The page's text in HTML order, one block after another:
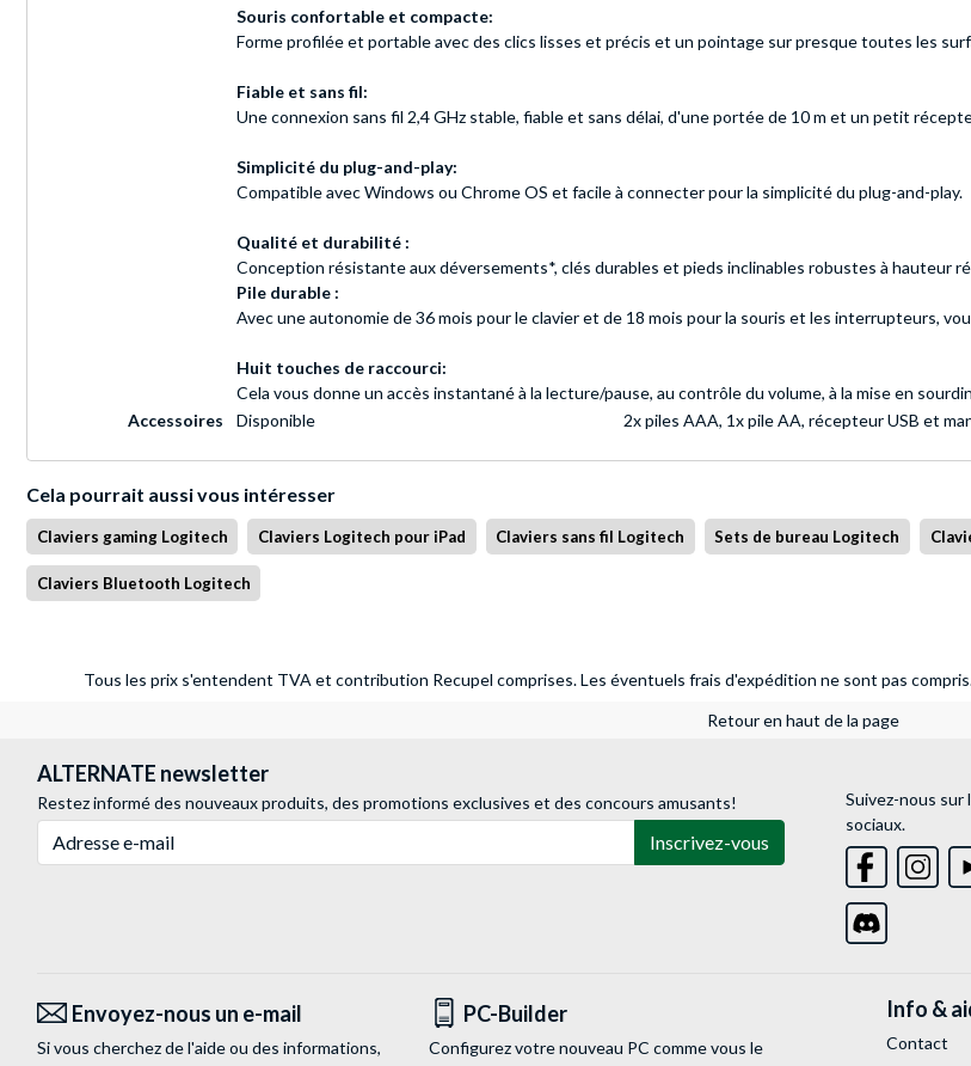
Souris confortable et compacte:
Forme profilée et portable avec des clics lisses et précis et un pointage sur presque toutes les
Fiable et sans fil:
Une connexion sans fil 2,4 GHz stable, fiable et sans délai, d'une portée de 10 m et un petit
Simplicité du plug-and-play:
Compatible avec Windows ou Chrome OS et facile à connecter pour la simplicité du plug-and-play.
Qualité et durabilité :
Conception résistante aux déversements*, clés durables et pieds inclinables robustes à hauteur
Pile durable :
Avec une autonomie de 36 mois pour le clavier et de 18 mois pour la souris et les interrupteurs,
Huit touches de raccourci:
Cela vous donne un accès instantané à la lecture/pause, au contrôle du volume, à la mise en
Accessoires
Disponible 2x piles AAA, 1x pile AA, récepteur USB et
Cela pourrait aussi vous intéresser
Claviers gaming Logitech Claviers Logitech pour iPad Claviers sans fil Logitech Sets de bureau Logitech
Claviers Bluetooth Logitech
Tous les prix s'entendent TVA et contribution Recupel comprises. Les éventuels frais d'expédition ne sont pas
Retour en haut de la page
ALTERNATE newsletter
Restez informé des nouveaux produits, des promotions exclusives et des concours amusants!
Inscrivez-vous
Suivez-nous sur
sociaux.
Envoyez-nous un e-mail
Si vous cherchez de l'aide ou des informations,
PC-Builder
Configurez votre nouveau PC comme vous le
Info &
Contact